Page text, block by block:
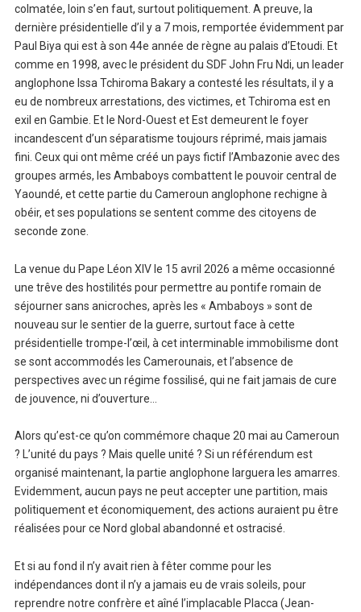
colmatée, loin s’en faut, surtout politiquement. A preuve, la
dernière présidentielle d’il y a 7 mois, remportée évidemment par
Paul Biya qui est à son 44e année de règne au palais d’Etoudi. Et
comme en 1998, avec le président du SDF John Fru Ndi, un leader
anglophone Issa Tchiroma Bakary a contesté les résultats, il y a
eu de nombreux arrestations, des victimes, et Tchiroma est en
exil en Gambie. Et le Nord-Ouest et Est demeurent le foyer
incandescent d’un séparatisme toujours réprimé, mais jamais
fini. Ceux qui ont même créé un pays fictif l’Ambazonie avec des
groupes armés, les Ambaboys combattent le pouvoir central de
Yaoundé, et cette partie du Cameroun anglophone rechigne à
obéir, et ses populations se sentent comme des citoyens de
seconde zone.
La venue du Pape Léon XIV le 15 avril 2026 a même occasionné
une trêve des hostilités pour permettre au pontife romain de
séjourner sans anicroches, après les « Ambaboys » sont de
nouveau sur le sentier de la guerre, surtout face à cette
présidentielle trompe-l’œil, à cet interminable immobilisme dont
se sont accommodés les Camerounais, et l’absence de
perspectives avec un régime fossilisé, qui ne fait jamais de cure
de jouvence, ni d’ouverture…
Alors qu’est-ce qu’on commémore chaque 20 mai au Cameroun
? L’unité du pays ? Mais quelle unité ? Si un référendum est
organisé maintenant, la partie anglophone larguera les amarres.
Evidemment, aucun pays ne peut accepter une partition, mais
politiquement et économiquement, des actions auraient pu être
réalisées pour ce Nord global abandonné et ostracisé.
Et si au fond il n’y avait rien à fêter comme pour les
indépendances dont il n’y a jamais eu de vrais soleils, pour
reprendre notre confrère et aîné l’implacable Placca (Jean-